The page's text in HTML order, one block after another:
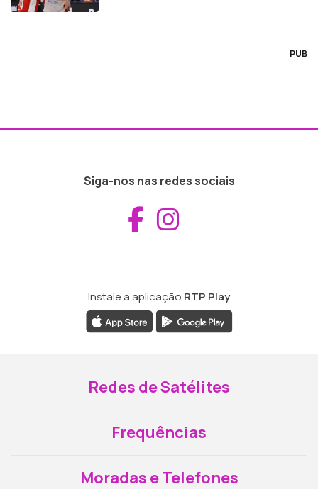
PUB
Siga-nos nas redes sociais
Aceder ao
Instale a aplicação RTP Play
Redes de Satélites
Frequências
Moradas e Telefones